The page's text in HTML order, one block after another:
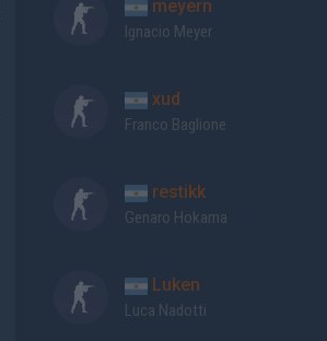
meyern
Ignacio Meyer
xud
Franco Baglione
restikk
Genaro Hokama
Luken
Luca Nadotti